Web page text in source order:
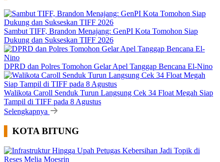
Sambut TIFF, Brandon Menajang: ​GenPI Kota Tomohon Siap
Dukung dan Sukseskan TIFF 2026
DPRD dan Polres Tomohon Gelar Apel Tanggap Bencana El-Nino
Walikota Caroll Senduk Turun Langsung Cek 34 Float Megah Siap
Tampil di TIFF pada 8 Agustus
Selengkapnya
KOTA BITUNG